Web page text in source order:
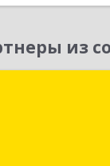
из
ул, дом